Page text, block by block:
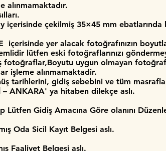
alınmamaktadır.
çekilmiş 35×45 mm
yer alacak fotoğrafınızın
lütfen eski fotoğraflarınızı
fotoğraflar,Boyutu uygun olmayan
işleme alınmamaktadir.
gidiş sebebini ve tüm
ANKARA' ya hitaben dilekçe aslı.
Gidiş Amacına Göre olanını
Oda Sicil Kayıt Belgesi aslı.
Faaliyet Belgesi aslı.